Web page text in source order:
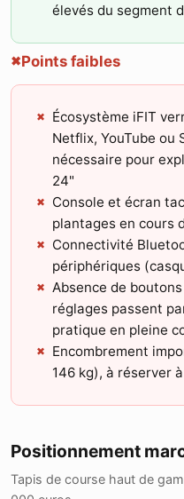
élevés du segment
✖Points faibles
Écosystème iFIT
Netflix, YouTube ou
nécessaire pour
24"
Console et écran
plantages en cours
Connectivité
périphériques
Absence de
réglages passent
pratique en pleine
Encombrement
146 kg), à réserver
Positionnement
Tapis de course haut de